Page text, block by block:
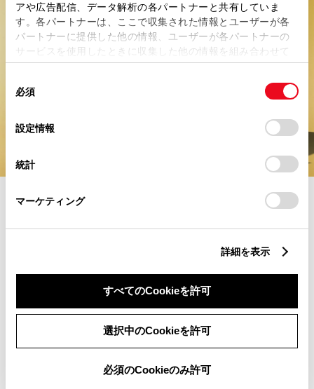
アや広告配信、データ解析の各パートナーと共有していま
す。各パートナーは、ここで収集された情報とユーザーが各
パートナーに提供した他の情報、ユーザーが各パートナーの
サービスを使用したときに収集した他の情報を組み合わせて
使用することがあります。当ウェブサイトの使用を続行する
デバイスにすべてのCookie(クッキー)が保存されることに同
意したことになります。Cookie(クッキー)のオプトアウト、
設定の変更、同意を撤回したりするにあたっては、当社の
「Cookie（クッキー）情報の取り扱いについて
」をご覧くだ
必須
設定情報
統計
マーケティング
詳細を表示
すべてのCookieを許可
選択中のCookieを許可
必須のCookieのみ許可
カスタムスタイル
個性が際立つ、細部の
こだわり。